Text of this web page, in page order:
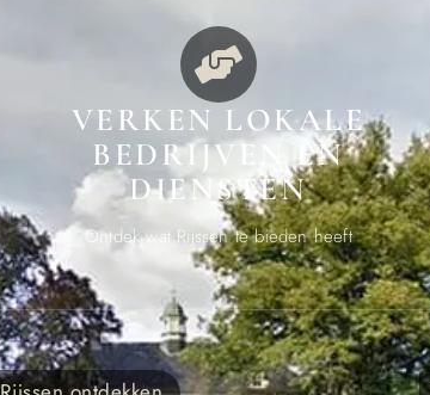
VERKEN LOKALE
BEDRIJVEN EN
DIENSTEN
Ontdek wat Rijssen te bieden heeft